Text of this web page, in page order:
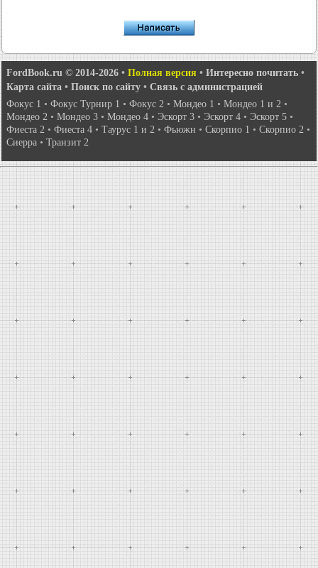
FordBook.ru © 2014-2026 • Полная версия • Интересно почитать •
Карта сайта • Поиск по сайту • Связь с администрацией
Фокус 1 • Фокус Турнир 1 • Фокус 2 • Мондео 1 • Мондео 1 и 2 •
Мондео 2 • Мондео 3 • Мондео 4 • Эскорт 3 • Эскорт 4 • Эскорт 5 •
Фиеста 2 • Фиеста 4 • Таурус 1 и 2 • Фьюжн • Скорпио 1 • Скорпио 2 •
Сиерра • Транзит 2